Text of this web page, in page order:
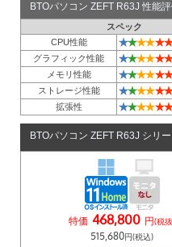
BTOパソコン ZEFT R63J 性能
スペック
CPU性能
★★★★★★
グラフィック性能 ★★★★★★
メモリ性能 ★★★★★★
ストレージ性能 ★★★★★★
拡張性 ★★★★★★
BTOパソコン ZEFT R63J シリ
特価 468,800 円(税
515,680円(税込)